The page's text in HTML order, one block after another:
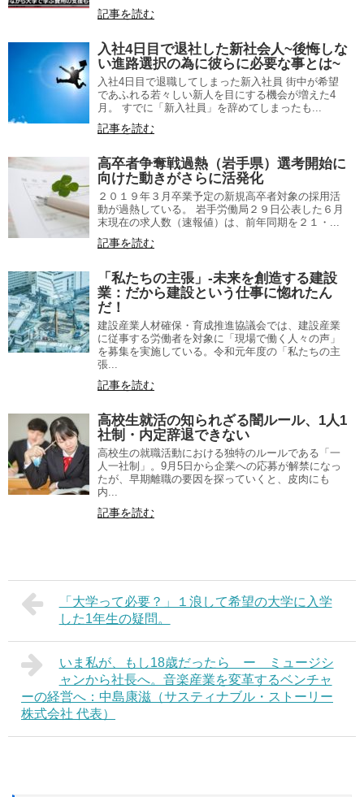
記事を読む
入社4日目で退社した新社会人~後悔しな
い進路選択の為に彼らに必要な事とは~
入社4日目で退職してしまった新入社員 街中が希望
であふれる若々しい新人を目にする機会が増えた4
月。 すでに「新入社員」を辞めてしまったも...
記事を読む
高卒者争奪戦過熱（岩手県）選考開始に
向けた動きがさらに活発化
２０１９年３月卒業予定の新規高卒者対象の採用活
動が過熱している。 岩手労働局２９日公表した６月
末現在の求人数（速報値）は、前年同期を２１・...
記事を読む
「私たちの主張」-未来を創造する建設
業：だから建設という仕事に惚れたん
だ！
建設産業人材確保・育成推進協議会では、建設産業
に従事する労働者を対象に「現場で働く人々の声」
を募集を実施している。令和元年度の「私たちの主
張...
記事を読む
高校生就活の知られざる闇ルール、1人1
社制・内定辞退できない
高校生の就職活動における独特のルールである「一
人一社制」。9月5日から企業への応募が解禁になっ
たが、早期離職の要因を探っていくと、皮肉にも
内...
記事を読む
「大学って必要？」１浪して希望の大学に入学
した1年生の疑問。
いま私が、もし18歳だったら ー ミュージシ
ャンから社長へ。音楽産業を変革するベンチャ
ーの経営へ：中島康滋（サスティナブル・ストーリー
株式会社 代表）